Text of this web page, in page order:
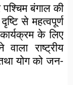
बंगाल की
से महत्वपूर्ण
के लिए
राष्ट्रीय
योग को जन-